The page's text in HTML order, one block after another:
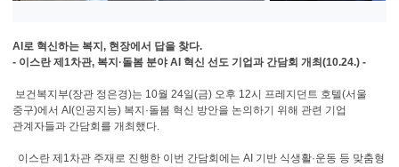
AI로 혁신하는 복지, 현장에서 답을 찾다.
- 이스란 제1차관, 복지·돌봄 분야 AI 혁신 선도 기업과 간담회 개최(10.24.) -
보건복지부(장관 정은경)는 10월 24일(금) 오후 12시 프레지던트 호텔(서울
중구)에서 AI(인공지능) 복지·돌봄 혁신 방안을 논의하기 위해 관련 기업
관계자들과 간담회를 개최했다.
이스란 제1차관 주재로 진행한 이번 간담회에는 AI 기반 식생활·운동 등 맞춤형